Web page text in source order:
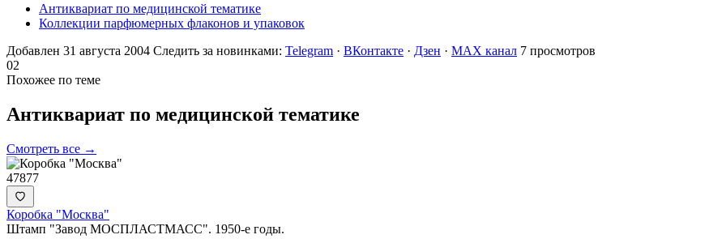
Антиквариат по медицинской тематике
Коллекции парфюмерных флаконов и упаковок
Добавлен 31 августа 2004 Следить за новинками: Telegram · ВКонтакте · Дзен · MAX канал 7 просмотров
02
Похожее по теме
Антиквариат по медицинской тематике
Смотреть все →
47877
Коробка "Москва"
Штамп "Завод МОСПЛАСТМАСС". 1950-е годы.